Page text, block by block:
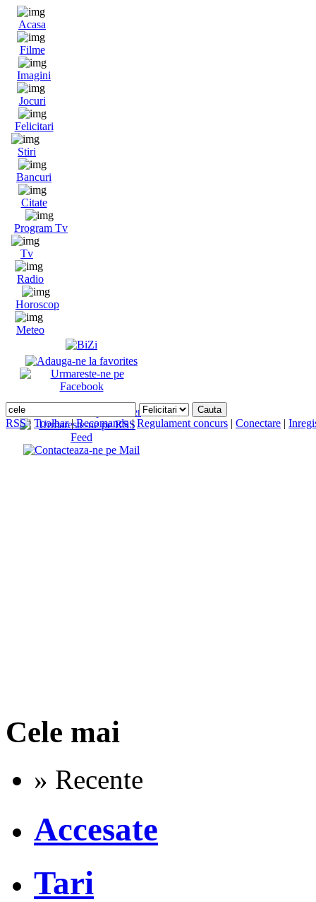
Acasa
Filme
Imagini
Jocuri
Felicitari
Stiri
Bancuri
Citate
Program Tv
Tv
Radio
Horoscop
Meteo
RSS| Toolbar|Recomanda|Regulament concurs | Conectare |
Cele mai
» Recente
Accesate
Tari